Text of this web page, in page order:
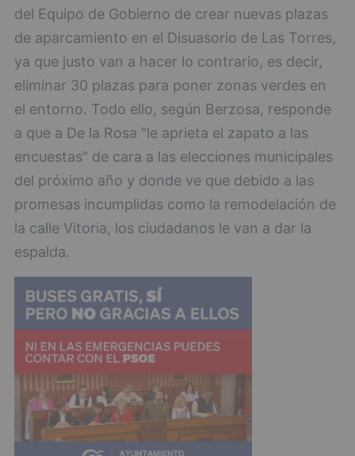
del Equipo de Gobierno de crear nuevas plazas
de aparcamiento en el Disuasorio de Las Torres,
ya que justo van a hacer lo contrario, es decir,
eliminar 30 plazas para poner zonas verdes en
el entorno. Todo ello, según Berzosa, responde
a que a De la Rosa "le aprieta el zapato a las
encuestas" de cara a las elecciones municipales
del próximo año y donde ve que debido a las
promesas incumplidas como la remodelación de
la calle Vitoria, los ciudadanos le van a dar la
espalda.